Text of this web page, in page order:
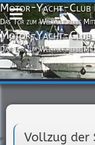
Motor-Yacht-Club
Das Tor zum Weltkulturerbe
Motor-Yacht-Club
Das Tor zum Weltkulturerbe
Vollzug der